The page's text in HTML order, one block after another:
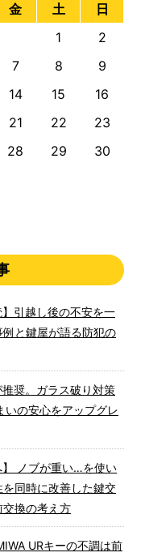
金 土 日
1
2
7 8
9
14 15
16
21 22
23
28 29
30
】引越し後の不安を一
と鍵屋が語る防犯の
推奨。ガラス破り対策
いの安心をアップグレ
】 ノブが重い…を使い
同時に改善した鍵交
換の考え方
URキーの不調は前